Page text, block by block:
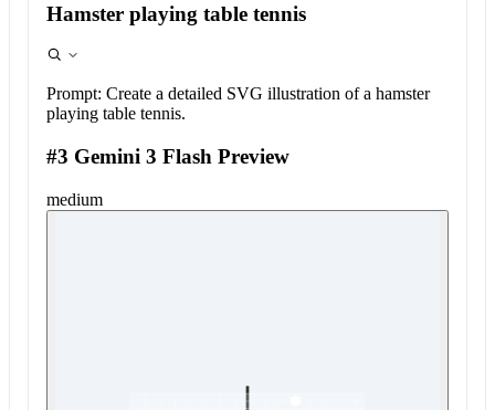
Hamster playing table tennis
Prompt: Create a detailed SVG illustration of a hamster
playing table tennis.
#3 Gemini 3 Flash Preview
medium